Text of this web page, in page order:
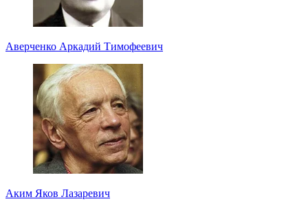
Аверченко Аркадий Тимофеевич
Аким Яков Лазаревич